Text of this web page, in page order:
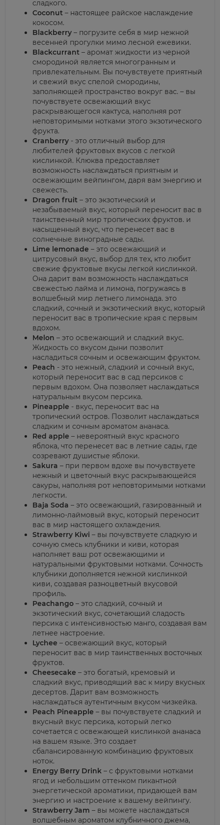
сладкого.
Coconut – настоящее райское наслаждение
кокосом.
Blackberry – погрузите себя в мир нежной
весенней прогулки мимо лесной ежевики.
Blackcurrant – аромат жидкости из черной
смородиной является многогранным и
привлекательным. Вы почувствуете приятный
и свежий вкус спелой смородины,
заполняющей пространство вокруг вас. – вы
почувствуете освежающий вкус
раскрывающегося кактуса, наполняя рот
неповторимыми нотками этого экзотического
фрукта.
Cranberry - это отличный выбор для
любителей фруктовых вкусов с легкой
кислинкой. Клюква предоставляет
возможность наслаждаться приятным и
освежающим вейпингом, даря вам энергию и
свежесть.
Dragon fruit – это экзотический и
незабываемый вкус, который переносит вас в
таинственный мир тропических фруктов. и
насыщенный вкус, что перенесет вас в
солнечные виноградные сады.
Lime lemonade – это освежающий и
цитрусовый вкус, выбор для тех, кто любит
свежие фруктовые вкусы легкой кислинкой.
Она дарит вам возможность наслаждаться
свежестью лайма и лимона, погружаясь в
волшебный мир летнего лимонада. это
сладкий, сочный и экзотический вкус, который
переносит вас в тропические края с первым
вдохом.
Melon – это освежающий и сладкий вкус.
Жидкость со вкусом дыни позволит
насладиться сочным и освежающим фруктом.
Peach - это нежный, сладкий и сочный вкус,
который переносит вас в сад персиков с
первым вдохом. Она позволяет наслаждаться
натуральным вкусом персика.
Pineapple - вкус, переносит вас на
тропический остров. Позволит наслаждаться
сладким и сочным ароматом ананаса.
Red apple – невероятный вкус красного
яблока, что перенесет вас в летние сады, где
созревают душистые яблоки.
Sakura – при первом вдохе вы почувствуете
нежный и цветочный вкус раскрывающейся
сакуры, наполняя рот неповторимыми нотками
легкости.
Baja Soda – это освежающий, газированный и
лимонно-лаймовый вкус, который переносит
вас в мир настоящего охлаждения.
Strawberry Kiwi – вы почувствуете сладкую и
сочную смесь клубники и киви, которая
наполняет ваш рот освежающими и
натуральными фруктовыми нотками. Сочность
клубники дополняется нежной кислинкой
киви, создавая разноцветный вкусовой
профиль.
Peachango – это сладкий, сочный и
экзотический вкус, сочетающий сладость
персика с интенсивностью манго, создавая вам
летнее настроение.
Lychee – освежающий вкус, который
переносит вас в мир таинственных восточных
фруктов.
Cheesecake – это богатый, кремовый и
сладкий вкус, приводящий вас к миру вкусных
десертов. Дарит вам возможность
наслаждаться аутентичным вкусом чизкейка.
Peach Pineapple – вы почувствуете сладкий и
вкусный вкус персика, который легко
сочетается с освежающей кислинкой ананаса
на вашем языке. Это создает
сбалансированную комбинацию фруктовых
ноток.
Energy Berry Drink – с фруктовыми нотками
ягод и небольшим оттенком пикантной
энергетической ароматики, придающей вам
энергию и настроение к вашему вейпингу.
Strawberry Jam – вы можете наслаждаться
волшебным ароматом клубничного джема,